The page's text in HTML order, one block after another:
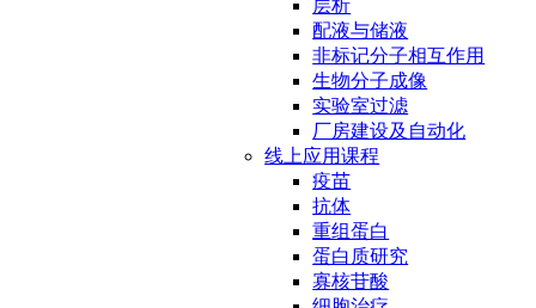
层析
配液与储液
非标记分子相互作用
生物分子成像
实验室过滤
厂房建设及自动化
线上应用课程
疫苗
抗体
重组蛋白
蛋白质研究
寡核苷酸